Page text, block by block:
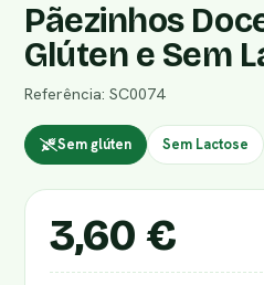
Pãezinhos
Glúten e Sem
Referência: SC0074
Sem glúten Sem Lactose
3,60 €